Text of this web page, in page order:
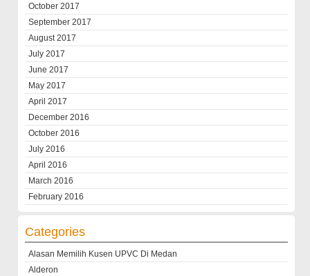
October 2017
September 2017
August 2017
July 2017
June 2017
May 2017
April 2017
December 2016
October 2016
July 2016
April 2016
March 2016
February 2016
Categories
Alasan Memilih Kusen UPVC Di Medan
Alderon